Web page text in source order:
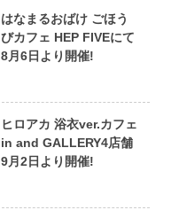
はなまるおばけ ごほう
びカフェ HEP FIVEにて
8月6日より開催!
ヒロアカ 浴衣ver.カフェ
in and GALLERY4店舗
9月2日より開催!